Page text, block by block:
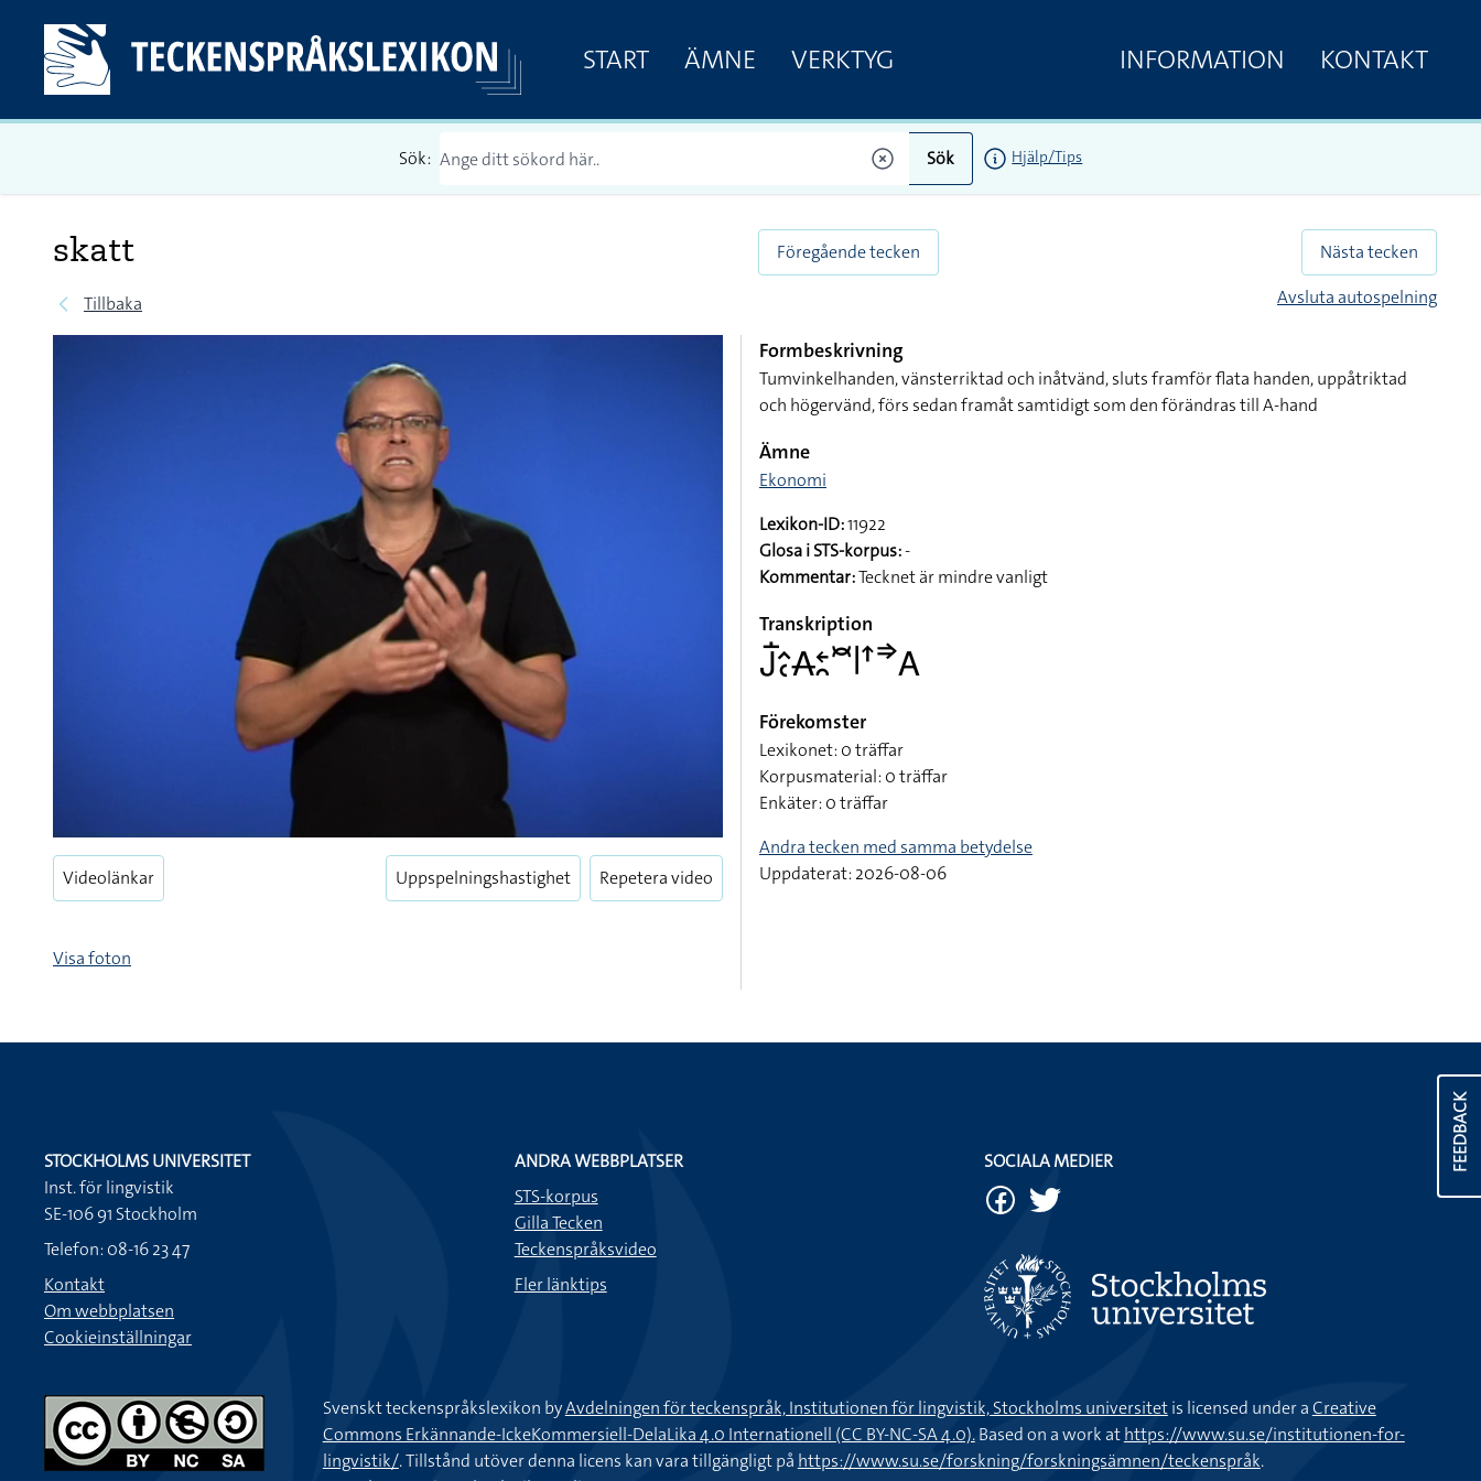
START ÄMNE VERKTYG INFORMATION KONTAKT
Sök: Sök Hjälp/Tips
skatt
Tillbaka
Föregående tecken
Nästa tecken
Avsluta autospelning
Videolänkar Uppspelningshastighet Repetera video
Visa foton
Formbeskrivning
Tumvinkelhanden, vänsterriktad och inåtvänd, sluts framför flata handen, uppåtriktad
och högervänd, förs sedan framåt samtidigt som den förändras till A-hand
Ämne
Ekonomi
Lexikon-ID:11922
Glosa i STS-korpus:-
Kommentar:Tecknet är mindre vanligt
Transkription
􌤢􌥛􌤵􌥗􌥄􌥓􌥘􌥫􌥼􌦃􌦆􌤤
Förekomster
Lexikonet: 0 träffar
Korpusmaterial: 0 träffar
Enkäter: 0 träffar
Andra tecken med samma betydelse
Uppdaterat: 2026-08-06
FEEDBACK
STOCKHOLMS UNIVERSITET
Inst. för lingvistik
SE-106 91 Stockholm
Telefon: 08-16 23 47
Kontakt
Om webbplatsen
Cookieinställningar
ANDRA WEBBPLATSER
STS-korpus
Gilla Tecken
Teckenspråksvideo
Fler länktips
SOCIALA MEDIER
Svenskt teckenspråkslexikon byAvdelningen för teckenspråk, Institutionen för lingvistik, Stockholms universitetis licensed under aCreative
Commons Erkännande-IckeKommersiell-DelaLika 4.0 Internationell (CC BY-NC-SA 4.0).Based on a work athttps://www.su.se/institutionen-for-
lingvistik/. Tillstånd utöver denna licens kan vara tillgängligt på https://www.su.se/forskning/forskningsämnen/teckenspråk.